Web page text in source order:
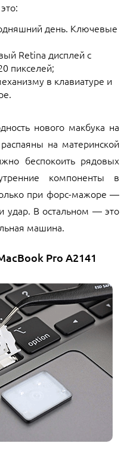
день. Ключевые
Retina дисплей с
пикселей;
в клавиатуре и
нового макбука на
на материнской
беспокоить рядовых
компоненты в
при форс-мажоре —
удар. В остальном — это
машина.
Pro A2141